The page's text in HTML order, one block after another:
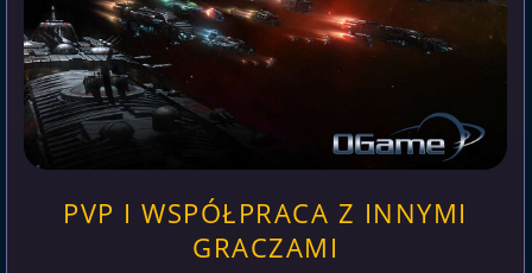
PVP I WSPÓŁPRACA Z INNYMI
GRACZAMI